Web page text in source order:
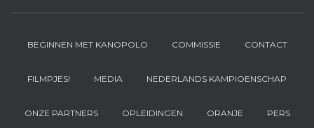
BEGINNEN MET KANOPOLO COMMISSIE CONTACT
FILMPJES! MEDIA NEDERLANDS KAMPIOENSCHAP
ONZE PARTNERS OPLEIDINGEN ORANJE PERS